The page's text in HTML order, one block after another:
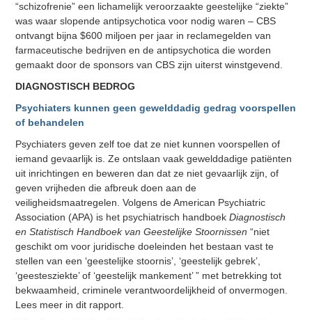
“schizofrenie” een lichamelijk veroorzaakte geestelijke “ziekte”
was waar slopende antipsychotica voor nodig waren – CBS
ontvangt bijna $600 miljoen per jaar in reclamegelden van
farmaceutische bedrijven en de antipsychotica die worden
gemaakt door de sponsors van CBS zijn uiterst winstgevend.
DIAGNOSTISCH BEDROG
Psychiaters kunnen geen gewelddadig gedrag voorspellen
of behandelen
Psychiaters geven zelf toe dat ze niet kunnen voorspellen of
iemand gevaarlijk is. Ze ontslaan vaak gewelddadige patiënten
uit inrichtingen en beweren dan dat ze niet gevaarlijk zijn, of
geven vrijheden die afbreuk doen aan de
veiligheidsmaatregelen. Volgens de American Psychiatric
Association (APA) is het psychiatrisch handboekDiagnostisch
en Statistisch Handboek van Geestelijke Stoornissen “niet
geschikt om voor juridische doeleinden het bestaan vast te
stellen van een ‘geestelijke stoornis’, ‘geestelijk gebrek’,
‘geestesziekte’ of ‘geestelijk mankement’ ” met betrekking tot
bekwaamheid, criminele verantwoordelijkheid of onvermogen.
Lees meer in dit rapport.